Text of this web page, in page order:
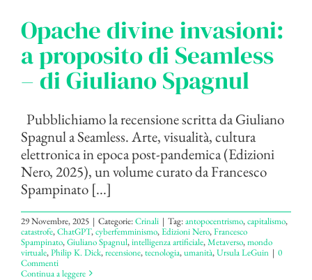
Opache divine invasioni:
a proposito di Seamless
– di Giuliano Spagnul
Pubblichiamo la recensione scritta da Giuliano
Spagnul a Seamless. Arte, visualità, cultura
elettronica in epoca post-pandemica (Edizioni
Nero, 2025), un volume curato da Francesco
Spampinato [...]
29 Novembre, 2025 | Categorie:Crinali | Tag:antopocentrismo,capitalismo,
catastrofe,ChatGPT,cyberfemminismo,Edizioni Nero,Francesco
Spampinato,Giuliano Spagnul,intelligenza artificiale,Metaverso,mondo
virtuale,Philip K. Dick,recensione,tecnologia,umanità,Ursula LeGuin | 0
Commenti
Continua a leggere